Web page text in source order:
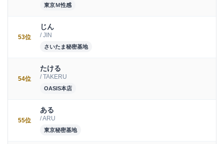
東京Ｍ性感
53位
じん
/ JIN
さいたま秘密基地
54位
たける
/ TAKERU
OASIS本店
55位
ある
/ ARU
東京秘密基地